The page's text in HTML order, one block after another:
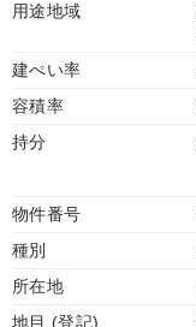
用途地域
建ぺい率
容積率
持分
物件番号
種別
所在地
地目 (登記)